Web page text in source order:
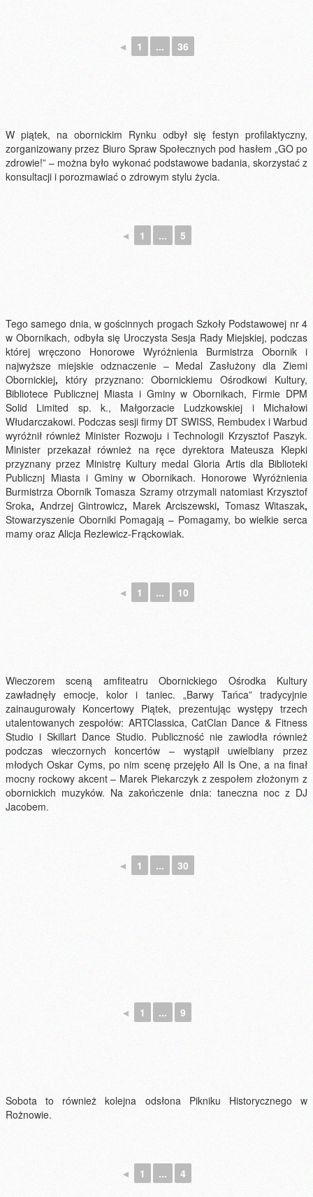
◄ 1 ... 36
W piątek, na obornickim Rynku odbył się festyn profilaktyczny,
zorganizowany przez Biuro Spraw Społecznych pod hasłem „GO po
zdrowie!” – można było wykonać podstawowe badania, skorzystać z
konsultacji i porozmawiać o zdrowym stylu życia.
◄ 1 ... 5
Tego samego dnia, w gościnnych progach Szkoły Podstawowej nr 4
w Obornikach, odbyła się Uroczysta Sesja Rady Miejskiej, podczas
której wręczono Honorowe Wyróżnienia Burmistrza Obornik i
najwyższe miejskie odznaczenie – Medal Zasłużony dla Ziemi
Obornickiej, który przyznano: Obornickiemu Ośrodkowi Kultury,
Bibliotece Publicznej Miasta i Gminy w Obornikach, Firmie DPM
Solid Limited sp. k., Małgorzacie Ludzkowskiej i Michałowi
Włudarczakowi. Podczas sesji firmy DT SWISS, Rembudex i Warbud
wyróżnił również Minister Rozwoju i Technologii Krzysztof Paszyk.
Minister przekazał również na ręce dyrektora Mateusza Klepki
przyznany przez Ministrę Kultury medal Gloria Artis dla Biblioteki
Publicznj Miasta i Gminy w Obornikach. Honorowe Wyróżnienia
Burmistrza Obornik Tomasza Szramy otrzymali natomiast Krzysztof
Sroka, Andrzej Gintrowicz, Marek Arciszewski, Tomasz Witaszak,
Stowarzyszenie Oborniki Pomagają – Pomagamy, bo wielkie serca
mamy oraz Alicja Rezlewicz-Frąckowiak.
◄ 1 ... 10
Wieczorem sceną amfiteatru Obornickiego Ośrodka Kultury
zawładnęły emocje, kolor i taniec. „Barwy Tańca” tradycyjnie
zainaugurowały Koncertowy Piątek, prezentując występy trzech
utalentowanych zespołów: ARTClassica, CatClan Dance & Fitness
Studio i Skillart Dance Studio. Publiczność nie zawiodła również
podczas wieczornych koncertów – wystąpił uwielbiany przez
młodych Oskar Cyms, po nim scenę przejęło All Is One, a na finał
mocny rockowy akcent – Marek Piekarczyk z zespołem złożonym z
obornickich muzyków. Na zakończenie dnia: taneczna noc z DJ
Jacobem.
◄ 1 ... 30
◄ 1 ... 9
Sobota to również kolejna odsłona Pikniku Historycznego w
Rożnowie.
◄ 1 ... 4